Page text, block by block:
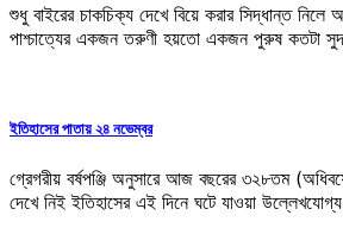
শুধু বাইরের চাকচিক্য দেখে বিয়ে করার সিদ্ধান্ত
পাশ্চাত্যের একজন তরুণী হয়তো একজন পুরুষ কতটা
ইতিহাসের পাতায় ২৪ নভেম্বর
গ্রেগরীয় বর্ষপঞ্জি অনুসারে আজ বছরের ৩২৮তম
দেখে নিই ইতিহাসের এই দিনে ঘটে যাওয়া